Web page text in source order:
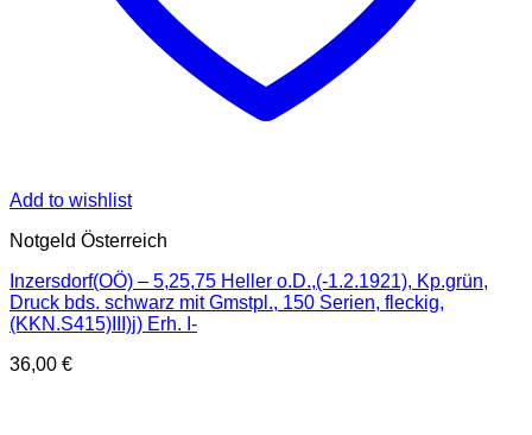
Add to wishlist
Notgeld Österreich
Inzersdorf(OÖ) – 5,25,75 Heller o.D.,(-1.2.1921), Kp.grün,
Druck bds. schwarz mit Gmstpl., 150 Serien, fleckig,
(KKN.S415)III)j) Erh. I-
36,00 €